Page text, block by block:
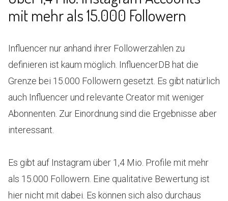
mit mehr als 15.000 Followern
Influencer nur anhand ihrer Followerzahlen zu
definieren ist kaum möglich. InfluencerDB hat die
Grenze bei 15.000 Followern gesetzt. Es gibt natürlich
auch Influencer und relevante Creator mit weniger
Abonnenten. Zur Einordnung sind die Ergebnisse aber
interessant.
Es gibt auf Instagram über 1,4 Mio. Profile mit mehr
als 15.000 Followern. Eine qualitative Bewertung ist
hier nicht mit dabei. Es können sich also durchaus